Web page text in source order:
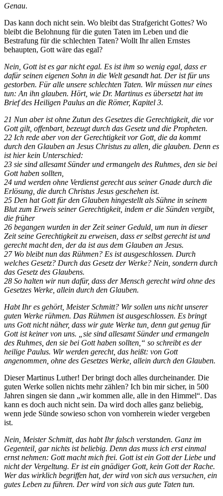
Genau.
Das kann doch nicht sein. Wo bleibt das Strafgericht Gottes? Wo
bleibt die Belohnung für die guten Taten im Leben und die
Bestrafung für die schlechten Taten? Wollt Ihr allen Ernstes
behaupten, Gott wäre das egal?
Nein, Gott ist es gar nicht egal. Es ist ihm so wenig egal, dass er
dafür seinen eigenen Sohn in die Welt gesandt hat. Der ist für uns
gestorben. Für alle unsere schlechten Taten. Wir müssen nur eines
tun: An ihn glauben. Hört, wie Dr. Martinus es übersetzt hat im
Brief des Heiligen Paulus an die Römer, Kapitel 3.
21 Nun aber ist ohne Zutun des Gesetzes die Gerechtigkeit, die vor
Gott gilt, offenbart, bezeugt durch das Gesetz und die Propheten.
22 Ich rede aber von der Gerechtigkeit vor Gott, die da kommt
durch den Glauben an Jesus Christus zu allen, die glauben. Denn es
ist hier kein Unterschied:
23 sie sind allesamt Sünder und ermangeln des Ruhmes, den sie bei
Gott haben sollten,
24 und werden ohne Verdienst gerecht aus seiner Gnade durch die
Erlösung, die durch Christus Jesus geschehen ist.
25 Den hat Gott für den Glauben hingestellt als Sühne in seinem
Blut zum Erweis seiner Gerechtigkeit, indem er die Sünden vergibt,
die früher
26 begangen wurden in der Zeit seiner Geduld, um nun in dieser
Zeit seine Gerechtigkeit zu erweisen, dass er selbst gerecht ist und
gerecht macht den, der da ist aus dem Glauben an Jesus.
27 Wo bleibt nun das Rühmen? Es ist ausgeschlossen. Durch
welches Gesetz? Durch das Gesetz der Werke? Nein, sondern durch
das Gesetz des Glaubens.
28 So halten wir nun dafür, dass der Mensch gerecht wird ohne des
Gesetzes Werke, allein durch den Glauben.
Habt Ihr es gehört, Meister Schmitt? Wir sollen uns nicht unserer
guten Werke rühmen. Das Rühmen ist ausgeschlossen. Es bringt
uns Gott nicht näher, dass wir gute Werke tun, denn gut genug für
Gott ist keiner von uns. „sie sind allesamt Sünder und ermangeln
des Ruhmes, den sie bei Gott haben sollten,“ so schreibt es der
heilige Paulus. Wir werden gerecht, das heißt: von Gott
angenommen, ohne des Gesetzes Werke, allein durch den Glauben.
Dieser Martinus Luther! Der bringt doch alles durcheinander. Die
guten Werke sollen nichts mehr zählen? Ich bin mir sicher, in 500
Jahren singen sie dann „wir kommen alle, alle in den Himmel“. Das
kann es doch auch nicht sein. Da wird doch alles ganz beliebig,
wenn jede Sünde sowieso schon von vornherein wieder vergeben
ist.
Nein, Meister Schmitt, das habt Ihr falsch verstanden. Ganz im
Gegenteil, gar nichts ist beliebig. Denn das muss ich erst einmal
ernst nehmen: Gott macht mich frei. Gott ist ein Gott der Liebe und
nicht der Vergeltung. Er ist ein gnädiger Gott, kein Gott der Rache.
Wer das wirklich begriffen hat, der wird von sich aus versuchen, ein
gutes Leben zu führen. Der wird von sich aus gute Taten tun.